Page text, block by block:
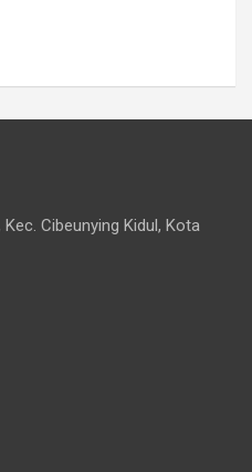
Cibeunying Kidul, Kota